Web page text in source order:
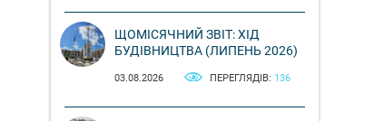
ЩОМІСЯЧНИЙ ЗВІТ: ХІД
БУДІВНИЦТВА (ЛИПЕНЬ 2026)
03.08.2026 ПЕРЕГЛЯДІВ: 136